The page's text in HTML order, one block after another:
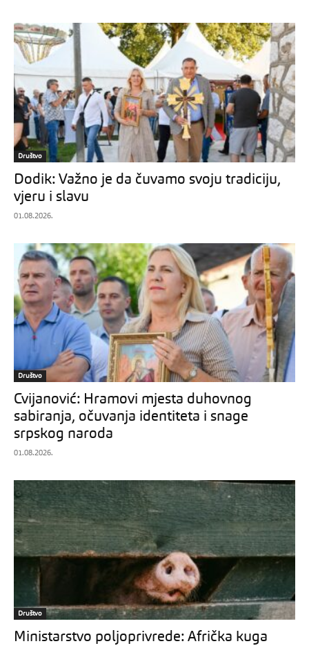
Društvo
Dodik: Važno je da čuvamo svoju tradiciju,
vjeru i slavu
01.08.2026.
Društvo
Cvijanović: Hramovi mjesta duhovnog
sabiranja, očuvanja identiteta i snage
srpskog naroda
01.08.2026.
Društvo
Ministarstvo poljoprivrede: Afrička kuga